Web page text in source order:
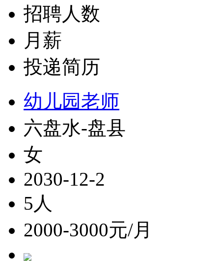
招聘人数
月薪
投递简历
幼儿园老师
六盘水-盘县
女
2030-12-2
5人
2000-3000元/月